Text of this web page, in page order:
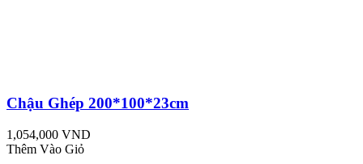
Chậu Ghép 200*100*23cm
1,054,000 VND
Thêm Vào Giỏ